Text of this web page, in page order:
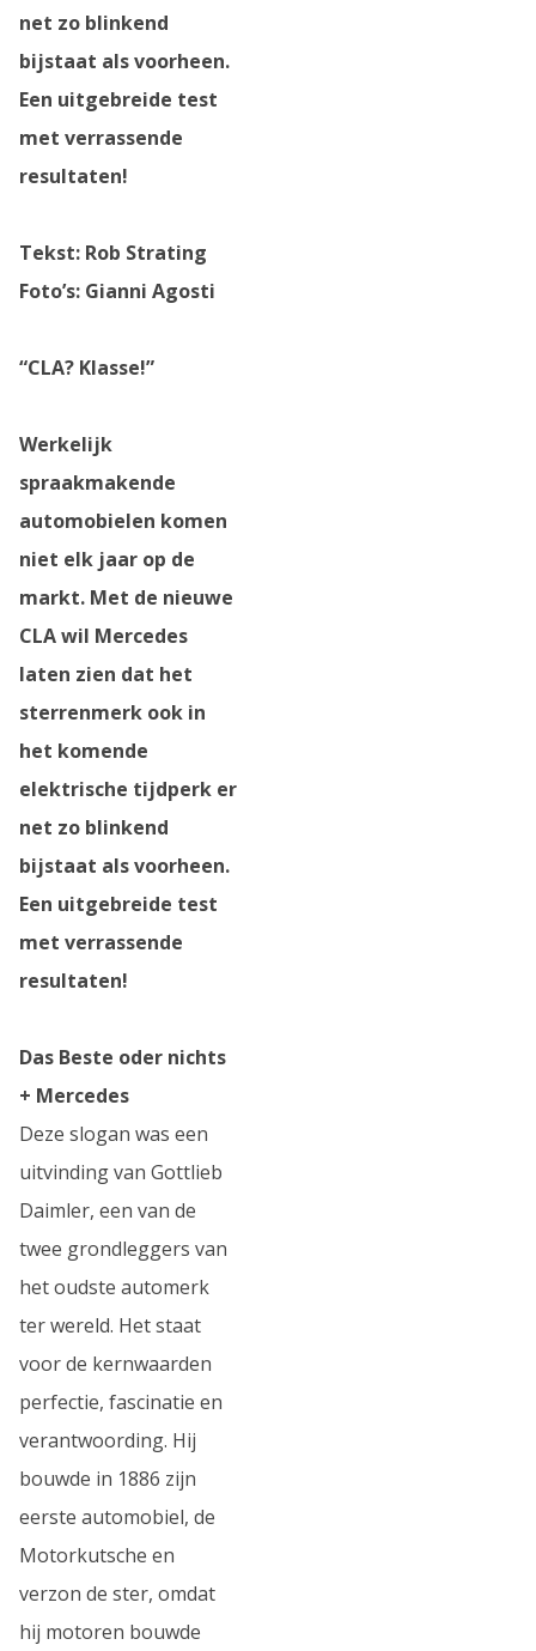
net zo blinkend
bijstaat als voorheen.
Een uitgebreide test
met verrassende
resultaten!
Tekst: Rob Strating
Foto’s: Gianni Agosti
“CLA? Klasse!”
Werkelijk
spraakmakende
automobielen komen
niet elk jaar op de
markt. Met de nieuwe
CLA wil Mercedes
laten zien dat het
sterrenmerk ook in
het komende
elektrische tijdperk er
net zo blinkend
bijstaat als voorheen.
Een uitgebreide test
met verrassende
resultaten!
Das Beste oder nichts
+ Mercedes
Deze slogan was een
uitvinding van Gottlieb
Daimler, een van de
twee grondleggers van
het oudste automerk
ter wereld. Het staat
voor de kernwaarden
perfectie, fascinatie en
verantwoording. Hij
bouwde in 1886 zijn
eerste automobiel, de
Motorkutsche en
verzon de ster, omdat
hij motoren bouwde